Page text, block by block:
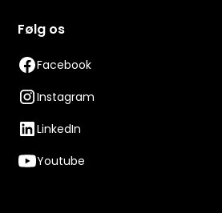
Følg os
Facebook
Instagram
LinkedIn
Youtube